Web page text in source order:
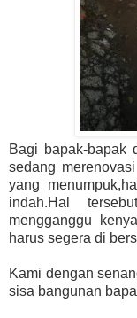
Bagi bapak-bapak
sedang
yang
indah.Hal
mengganggu
harus segera di
Kami dengan
sisa bangunan